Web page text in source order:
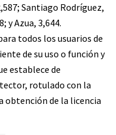
Santiago Rodríguez,
y Azua, 3,644.
todos los usuarios de
de su uso o función y
establece de
rotulado con la
obtención de la licencia